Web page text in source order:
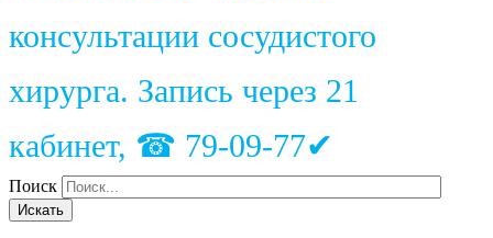
консультации сосудистого
хирурга. Запись через 21
кабинет, ☎ 79-09-77✔
Поиск
Искать